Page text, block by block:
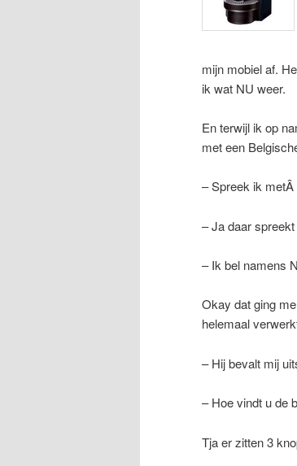
mijn mobiel af.
ik wat NU weer.
En terwijl ik op
met een
– Spreek ik
– Ja daar
– Ik bel namens
Okay dat ging
helemaal
– Hij bevalt mij
– Hoe vindt u de
Tja er zitten 3